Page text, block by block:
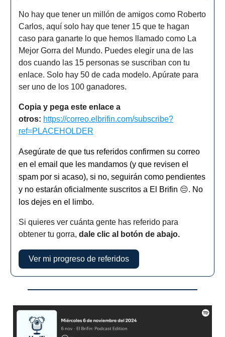
No hay que tener un millón de amigos como Roberto
Carlos, aquí solo hay que tener 15 que te hagan
caso para ganarte lo que hemos llamado como La
Mejor Gorra del Mundo. Puedes elegir una de las
dos cuando las 15 personas se suscriban con tu
enlace. Solo hay 50 de cada modelo. Apúrate para
ser uno de los 100 ganadores.
Copia y pega este enlace a
otros: https://correo.elbrifin.com/subscribe?
ref=PLACEHOLDER
Asegúrate de que tus referidos confirmen su correo
en el email que les mandamos (y que revisen el
spam por si acaso), si no, seguirán como pendientes
y no estarán oficialmente suscritos a El Brifin 😔. No
los dejes en el limbo.
Si quieres ver cuánta gente has referido para
obtener tu gorra, dale clic al botón de abajo.
Ver mi progreso de referidos